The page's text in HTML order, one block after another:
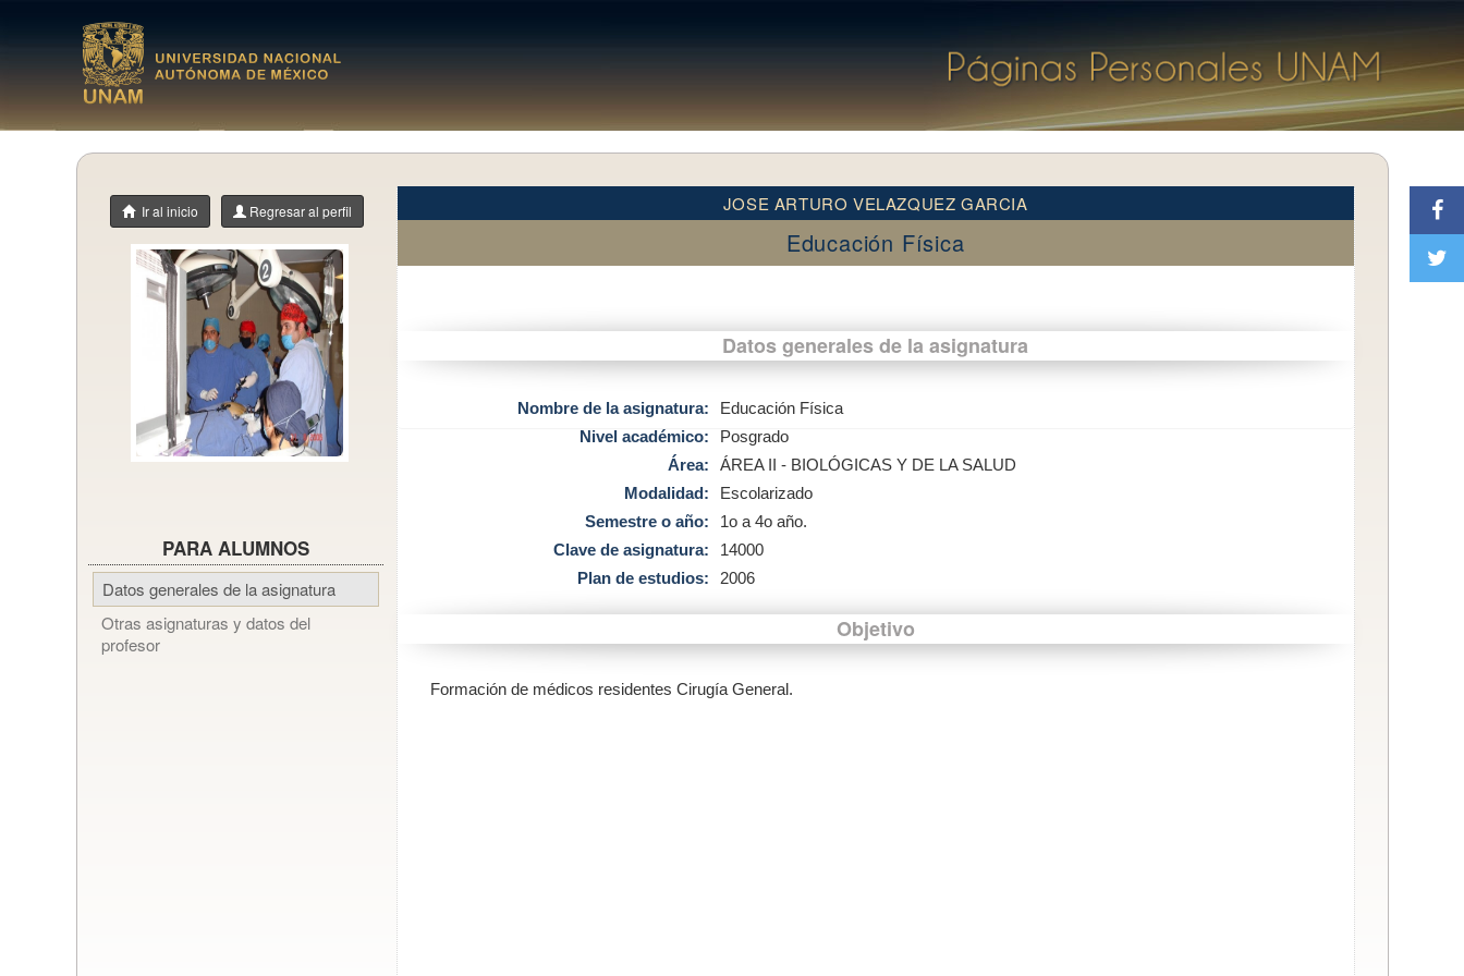
Ir al inicio Regresar al perfil
PARA ALUMNOS
Datos generales de la asignatura
Otras asignaturas y datos del
profesor
JOSE ARTURO VELAZQUEZ GARCIA
Educación Física
Datos generales de la asignatura
Nombre de la asignatura:
Educación Física
Nivel académico:
Posgrado
Área:
ÁREA II - BIOLÓGICAS Y DE LA SALUD
Modalidad:
Escolarizado
Semestre o año:
1o a 4o año.
Clave de asignatura:
14000
Plan de estudios:
2006
Objetivo
Formación de médicos residentes Cirugía General.